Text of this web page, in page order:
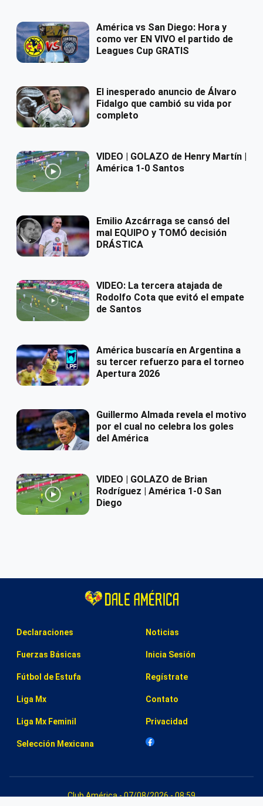
América vs San Diego: Hora y
como ver EN VIVO el partido de
Leagues Cup GRATIS
El inesperado anuncio de Álvaro
Fidalgo que cambió su vida por
completo
VIDEO | GOLAZO de Henry Martín |
América 1-0 Santos
Emilio Azcárraga se cansó del
mal EQUIPO y TOMÓ decisión
DRÁSTICA
VIDEO: La tercera atajada de
Rodolfo Cota que evitó el empate
de Santos
América buscaría en Argentina a
su tercer refuerzo para el torneo
Apertura 2026
Guillermo Almada revela el motivo
por el cual no celebra los goles
del América
VIDEO | GOLAZO de Brian
Rodríguez | América 1-0 San
Diego
Declaraciones
Fuerzas Básicas
Fútbol de Estufa
Liga Mx
Liga Mx Feminil
Selección Mexicana
Noticias
Inicia Sesión
Regístrate
Contato
Privacidad
Club América - 07/08/2026 - 08:59